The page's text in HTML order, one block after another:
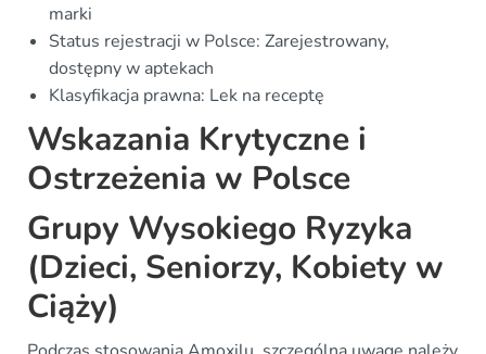
marki
Status rejestracji w Polsce: Zarejestrowany,
dostępny w aptekach
Klasyfikacja prawna: Lek na receptę
Wskazania Krytyczne i
Ostrzeżenia w Polsce
Grupy Wysokiego Ryzyka
(Dzieci, Seniorzy, Kobiety w
Ciąży)